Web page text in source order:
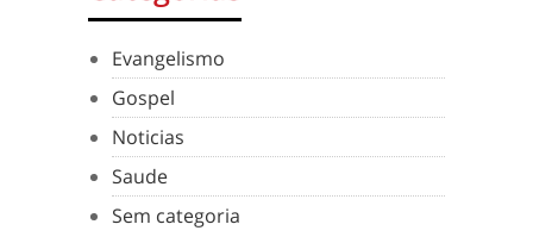
Evangelismo
Gospel
Noticias
Saude
Sem categoria